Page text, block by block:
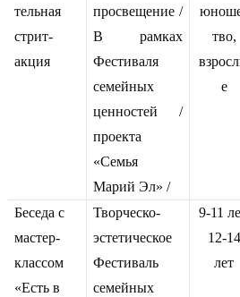
тельная
стрит-
акция
просвещение /
В рамках
Фестиваля
семейных
ценностей /
проекта
«Семья
Марий Эл» /
тво,
е
Беседа с
мастер-
классом
«Есть в
Творческо-
эстетическое
Фестиваль
семейных
9-11
12-14
лет